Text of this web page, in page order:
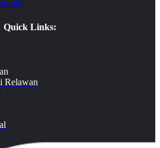
Quick Links:
Relawan